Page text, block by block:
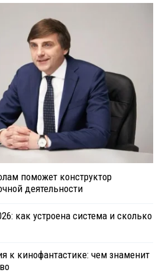
поможет конструктор
деятельности
как устроена система и сколько
к кинофантастике: чем знаменит